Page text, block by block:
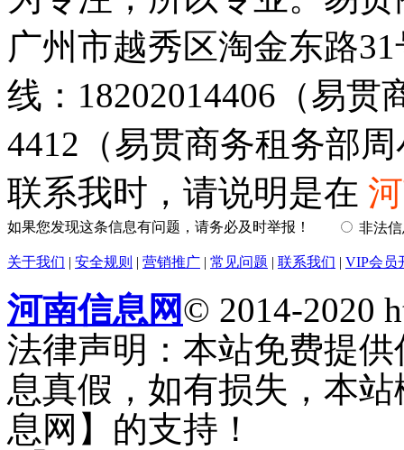
广州市越秀区淘金东路
线：18202014406（易贯
4412（易贯商务租务部
联系我时，请说明是在
如果您发现这条信息有问题，请务必及时举报！ 非法
关于我们 | 安全规则 | 营销推广 | 常见问题 | 联系我们 | VIP会员
河南信息网© 2014-2020
法律声明：本站免费提
息真假，如有损失，本
息网】的支持！